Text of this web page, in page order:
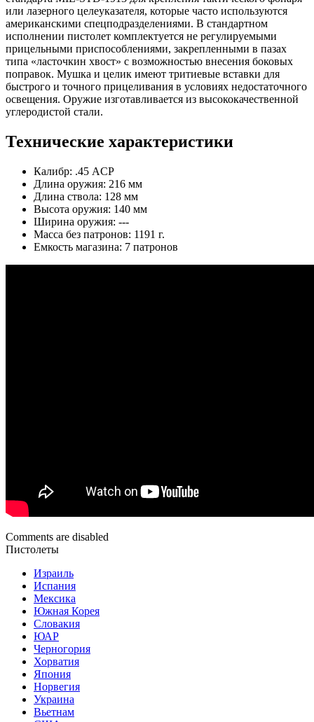
или лазерного целеуказателя, которые часто используются
американскими спецподразделениями. В стандартном
исполнении пистолет комплектуется не регулируемыми
прицельными приспособлениями, закрепленными в пазах
типа «ласточкин хвост» с возможностью внесения боковых
поправок. Мушка и целик имеют тритиевые вставки для
быстрого и точного прицеливания в условиях недостаточного
освещения. Оружие изготавливается из высококачественной
углеродистой стали.
Технические характеристики
Калибр: .45 ACP
Длина оружия: 216 мм
Длина ствола: 128 мм
Высота оружия: 140 мм
Ширина оружия: ---
Масса без патронов: 1191 г.
Емкость магазина: 7 патронов
Comments are disabled
Пистолеты
Израиль
Испания
Мексика
Южная Корея
Словакия
ЮАР
Черногория
Хорватия
Япония
Норвегия
Украина
Вьетнам